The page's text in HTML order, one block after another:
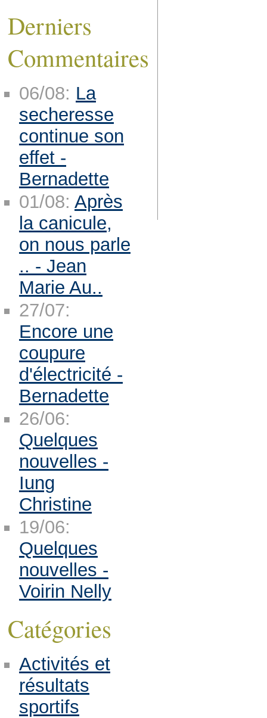
Derniers
Commentaires
06/08: La
secheresse
continue son
effet -
Bernadette
01/08: Après
la canicule,
on nous parle
.. - Jean
Marie Au..
27/07:
Encore une
coupure
d'électricité -
Bernadette
26/06:
Quelques
nouvelles -
Iung
Christine
19/06:
Quelques
nouvelles -
Voirin Nelly
Catégories
Activités et
résultats
sportifs